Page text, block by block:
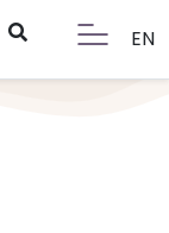
EN